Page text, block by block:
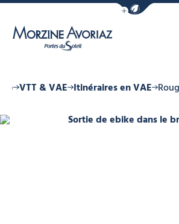
Afficher la
VTT & VAE Itinéraires en VAE
Sortie de